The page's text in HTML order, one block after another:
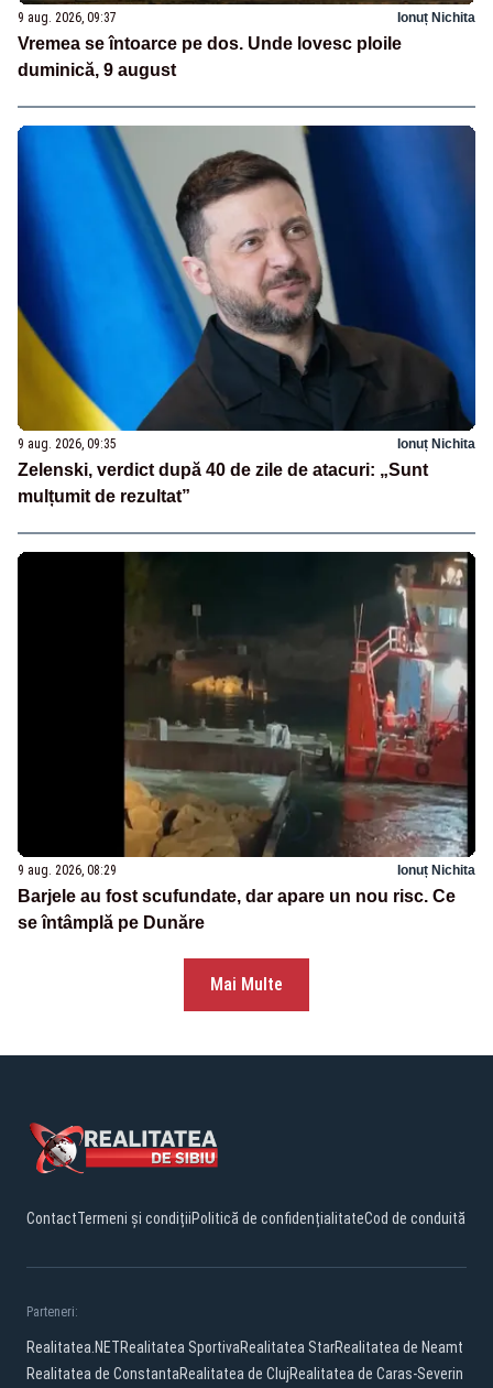
9 aug. 2026, 09:37 Ionuț Nichita
Vremea se întoarce pe dos. Unde lovesc ploile
duminică, 9 august
9 aug. 2026, 09:35 Ionuț Nichita
Zelenski, verdict după 40 de zile de atacuri: „Sunt
mulțumit de rezultat”
9 aug. 2026, 08:29 Ionuț Nichita
Barjele au fost scufundate, dar apare un nou risc. Ce
se întâmplă pe Dunăre
Mai Multe
ContactTermeni și condițiiPolitică de confidențialitateCod de conduită
Parteneri:
Realitatea.NETRealitatea SportivaRealitatea StarRealitatea de Neamt
Realitatea de ConstantaRealitatea de ClujRealitatea de Caras-Severin